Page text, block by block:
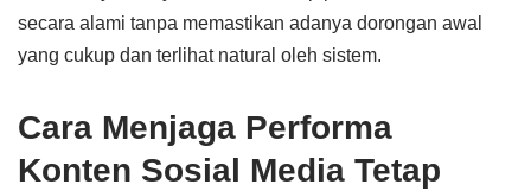
secara alami tanpa memastikan adanya dorongan awal
yang cukup dan terlihat natural oleh sistem.
Cara Menjaga Performa
Konten Sosial Media Tetap